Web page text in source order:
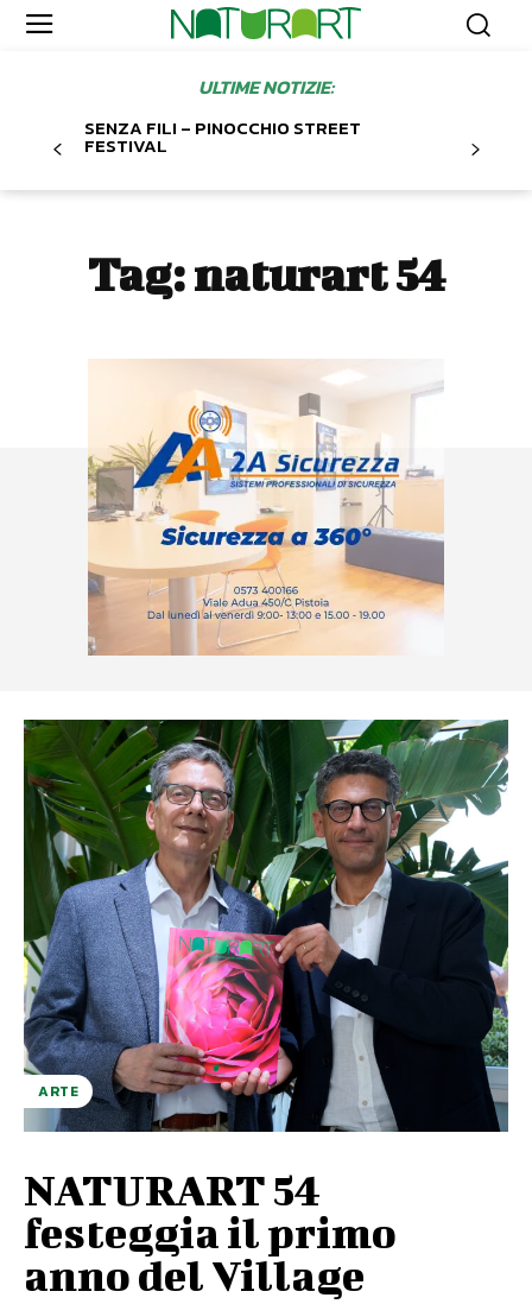
ULTIME NOTIZIE:
SENZA FILI – PINOCCHIO STREET
FESTIVAL
Tag:naturart 54
ARTE
NATURART 54
festeggia il primo
anno del Village